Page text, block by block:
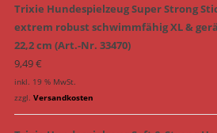
Trixie Hundespielzeug Super Strong
extrem robust schwimmfähig XL &
22,2 cm (Art.-Nr. 33470)
9,49€
inkl. 19 % MwSt.
zzgl. Versandkosten